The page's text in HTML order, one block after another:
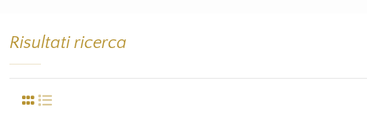
Risultati ricerca